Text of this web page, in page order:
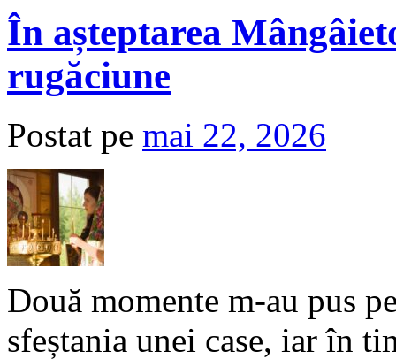
În așteptarea
rugăciune
Postat pe mai 22, 2026
Două momente m-au pus
sfeștania unei case, iar în